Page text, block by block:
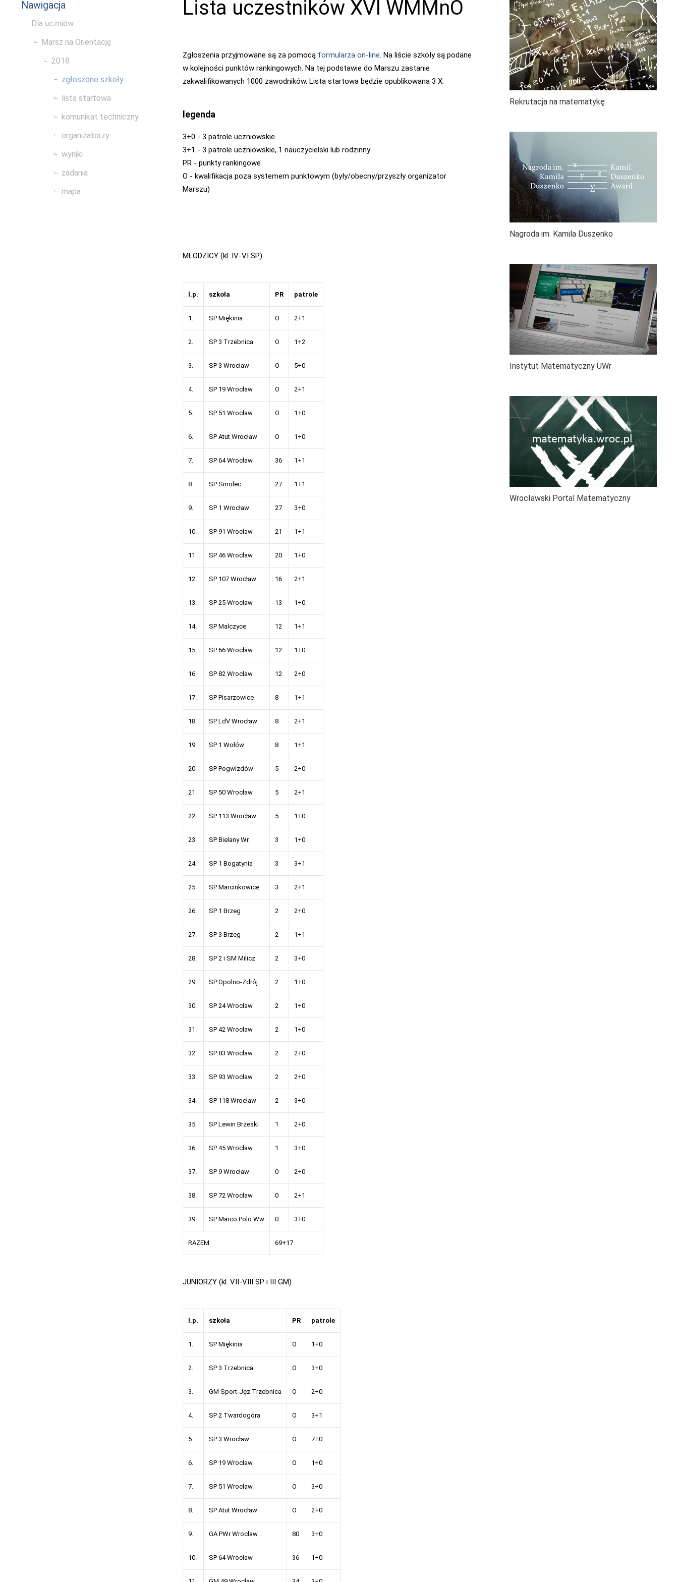
Nawigacja
Dla uczniów
Marsz na Orientację
2018
zgłoszone szkoły
lista startowa
komunikat techniczny
organizatorzy
wyniki
zadania
mapa
Lista uczestników XVI WMMnO
Zgłoszenia przyjmowane są za pomocą formularza on-line. Na liście szkoły są podane
w kolejności punktów rankingowych. Na tej podstawie do Marszu zastanie
zakwalifikowanych 1000 zawodników. Lista startowa będzie opublikowana 3 X.
legenda
3+0 - 3 patrole uczniowskie
3+1 - 3 patrole uczniowskie, 1 nauczycielski lub rodzinny
PR - punkty rankingowe
O - kwalifikacja poza systemem punktowym (były/obecny/przyszły organizator
Marszu)
MŁODZICY (kl. IV-VI SP)
l.p. szkoła PR patrole
1. SP Miękinia O 2+1
2. SP 3 Trzebnica O 1+2
3. SP 3 Wrocław O 5+0
4. SP 19 Wrocław O 2+1
5. SP 51 Wrocław O 1+0
6. SP Atut Wrocław O 1+0
7. SP 64 Wrocław 36 1+1
8. SP Smolec 27 1+1
9. SP 1 Wrocław 27 3+0
10. SP 91 Wrocław 21 1+1
11. SP 46 Wrocław 20 1+0
12. SP 107 Wrocław 16 2+1
13. SP 25 Wrocław 13 1+0
14. SP Malczyce 12 1+1
15. SP 66 Wrocław 12 1+0
16. SP 82 Wrocław 12 2+0
17. SP Pisarzowice 8 1+1
18. SP LdV Wrocław 8 2+1
19. SP 1 Wołów 8 1+1
20. SP Pogwizdów 5 2+0
21. SP 50 Wrocław 5 2+1
22. SP 113 Wrocław 5 1+0
23. SP Bielany Wr. 3 1+0
24. SP 1 Bogatynia 3 3+1
25. SP Marcinkowice 3 2+1
26. SP 1 Brzeg 2 2+0
27. SP 3 Brzeg 2 1+1
28. SP 2 i SM Milicz 2 3+0
29. SP Opolno-Zdrój 2 1+0
30. SP 24 Wrocław 2 1+0
31. SP 42 Wrocław 2 1+0
32. SP 83 Wrocław 2 2+0
33. SP 93 Wrocław 2 2+0
34. SP 118 Wrocław 2 3+0
35. SP Lewin Brzeski 1 2+0
36. SP 45 Wrocław 1 3+0
37. SP 9 Wrocław 0 2+0
38. SP 72 Wrocław 0 2+1
39. SP Marco Polo Ww 0 3+0
RAZEM 69+17
JUNIORZY (kl. VII-VIII SP i III GM)
l.p. szkoła PR patrole
1. SP Miękinia O 1+0
2. SP 3 Trzebnica O 3+0
3. GM Sport-Jęz Trzebnica O 2+0
4. SP 2 Twardogóra O 3+1
5. SP 3 Wrocław O 7+0
6. SP 19 Wrocław O 1+0
7. SP 51 Wrocław O 3+0
8. SP Atut Wrocław O 2+0
9. GA PWr Wrocław 80 3+0
10. SP 64 Wrocław 36 1+0
Rekrutacja na matematykę
Nagroda im. Kamila Duszenko
Instytut Matematyczny UWr
Wrocławski Portal Matematyczny